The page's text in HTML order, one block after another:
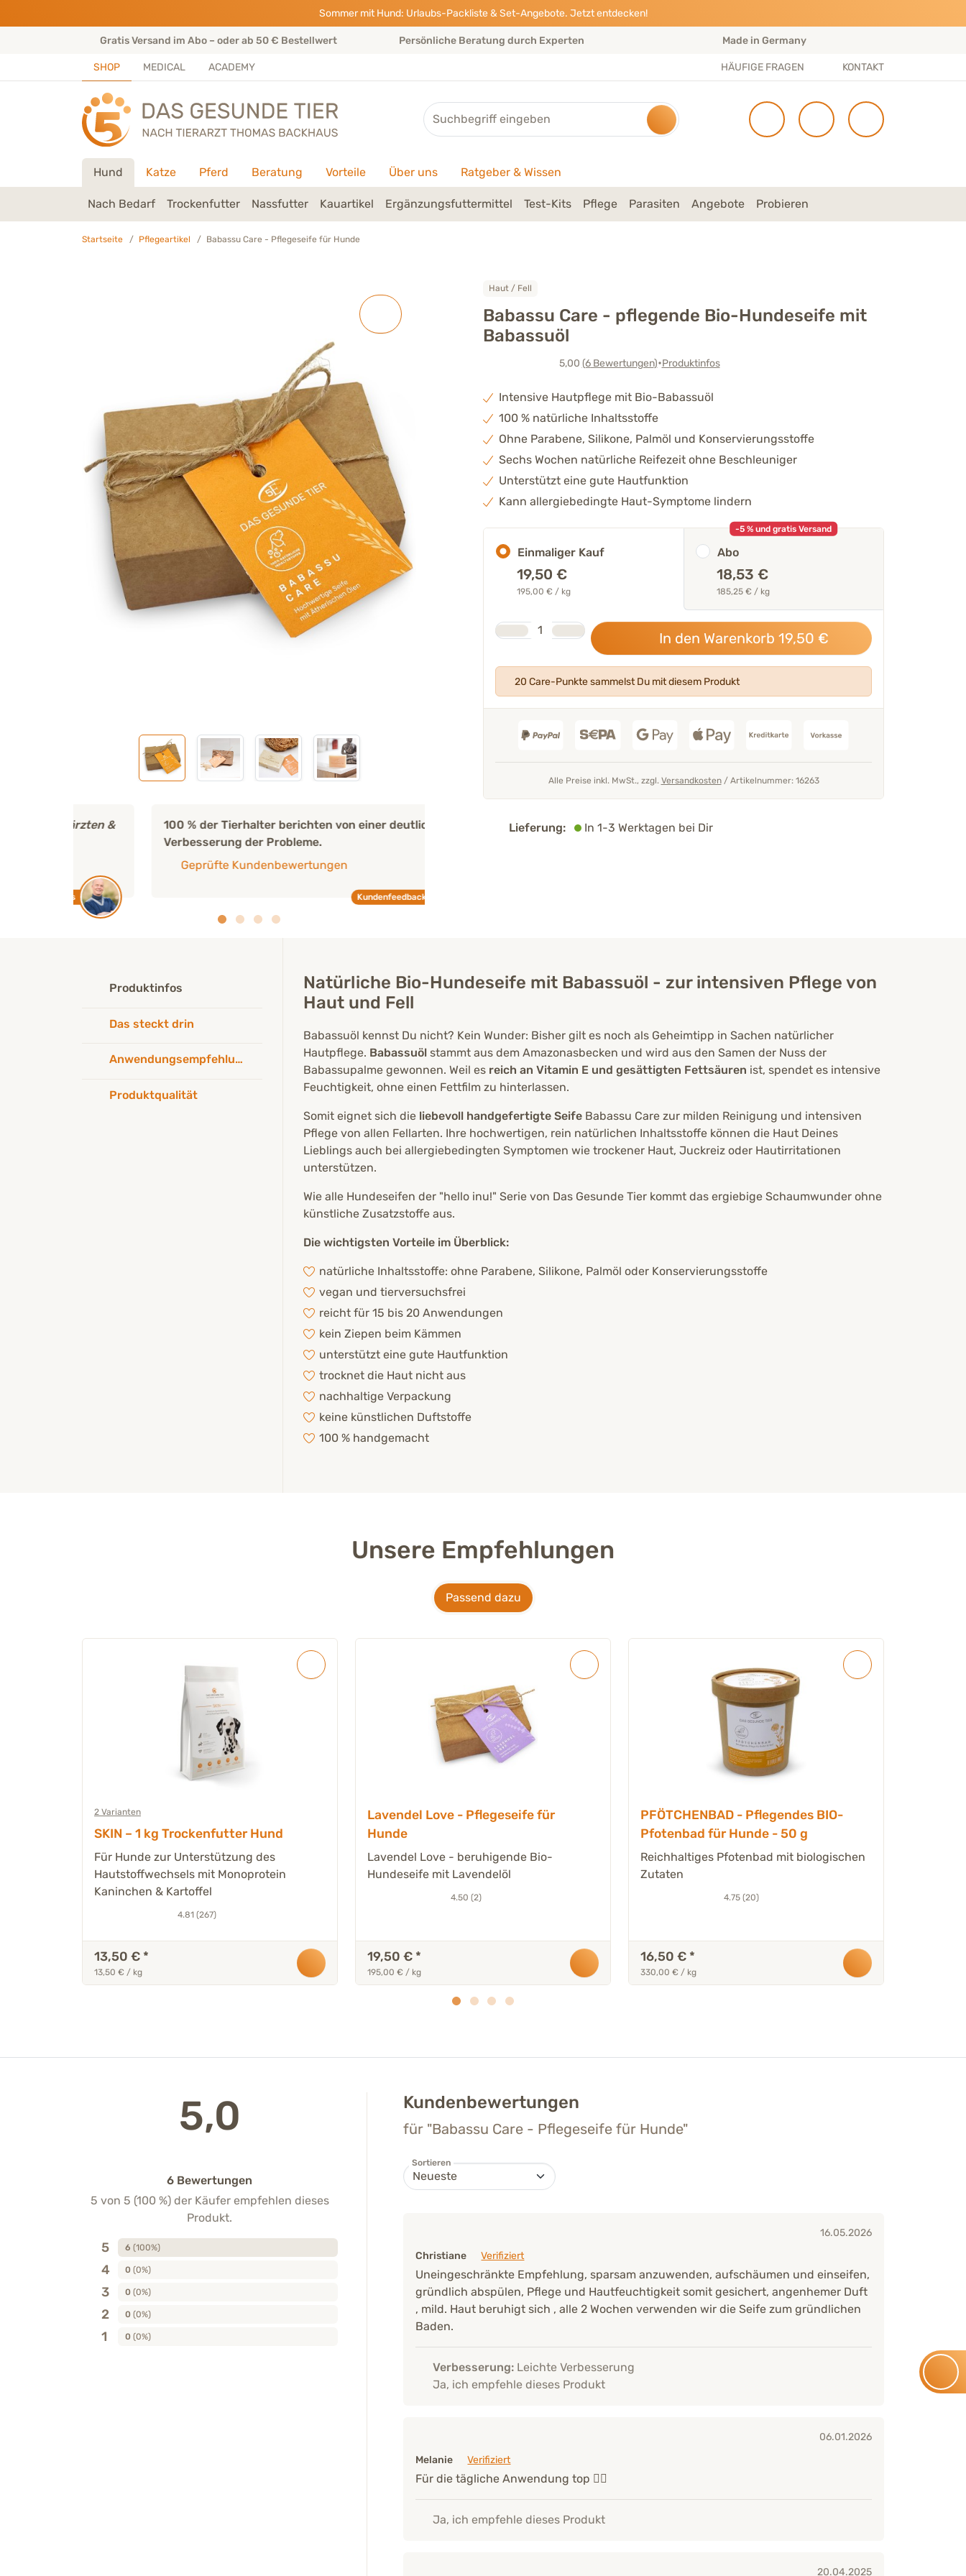
Sommer mit Hund: Urlaubs-Packliste & Set-Angebote. Jetzt entdecken!
Gratis Versand im Abo – oder ab 50 € Bestellwert Persönliche Beratung durch Experten Made in Germany
SHOP MEDICAL ACADEMY HÄUFIGE FRAGEN KONTAKT
Suche
Hund Katze Pferd Beratung Vorteile Über uns Ratgeber & Wissen
Nach Bedarf Trockenfutter Nassfutter Kauartikel Ergänzungsfuttermittel Test-Kits Pflege Parasiten Angebote Probieren
Startseite Pflegeartikel Babassu Care - Pflegeseife für Hunde
Haut / Fell
Babassu Care - pflegende Bio-Hundeseife mit
Babassuöl
5,00 (6Bewertungen)•Produktinfos
100 % der Tierhalter berichten von einer deutlichen
Verbesserung der Probleme.
Geprüfte Kundenbewertungen
Kundenfeedback
„Babassu-Öl ist bekannt für seine
Intensive Hautpflege mit Bio-Babassuöl
100 % natürliche Inhaltsstoffe
Ohne Parabene, Silikone, Palmöl und Konservierungsstoffe
Sechs Wochen natürliche Reifezeit ohne Beschleuniger
Unterstützt eine gute Hautfunktion
Kann allergiebedingte Haut-Symptome lindern
Einmaliger Kauf
19,50 €
195,00 € / kg
-5 % und gratis Versand
Abo
18,53 €
185,25 € / kg
Anzahl
In den Warenkorb 19,50 €
20 Care-Punkte sammelst Du mit diesem Produkt
Alle Preise inkl. MwSt., zzgl. Versandkosten/ Artikelnummer: 16263
Lieferung: In 1-3 Werktagen bei Dir
Produktinfos
Natürliche Bio-Hundeseife mit Babassuöl - zur intensiven Pflege von
Haut und Fell
Babassuöl kennst Du nicht? Kein Wunder: Bisher gilt es noch als Geheimtipp in Sachen natürlicher
Hautpflege. Babassuöl stammt aus dem Amazonasbecken und wird aus den Samen der Nuss der
Babassupalme gewonnen. Weil es reich an Vitamin E und gesättigten Fettsäuren ist, spendet es intensive
Feuchtigkeit, ohne einen Fettfilm zu hinterlassen.
Somit eignet sich die liebevoll handgefertigte Seife Babassu Care zur milden Reinigung und intensiven
Pflege von allen Fellarten. Ihre hochwertigen, rein natürlichen Inhaltsstoffe können die Haut Deines
Lieblings auch bei allergiebedingten Symptomen wie trockener Haut, Juckreiz oder Hautirritationen
unterstützen.
Wie alle Hundeseifen der "hello inu!" Serie von Das Gesunde Tier kommt das ergiebige Schaumwunder ohne
künstliche Zusatzstoffe aus.
Die wichtigsten Vorteile im Überblick:
natürliche Inhaltsstoffe: ohne Parabene, Silikone, Palmöl oder Konservierungsstoffe
vegan und tierversuchsfrei
reicht für 15 bis 20 Anwendungen
kein Ziepen beim Kämmen
unterstützt eine gute Hautfunktion
trocknet die Haut nicht aus
nachhaltige Verpackung
keine künstlichen Duftstoffe
100 % handgemacht
Das steckt drin
Anwendungsempfehlung
Produktqualität
Unsere Empfehlungen
Passend dazu
2 Varianten
SKIN – 1 kg Trockenfutter Hund
Für Hunde zur Unterstützung des
Hautstoffwechsels mit Monoprotein
Kaninchen & Kartoffel
4.81 (267)
13,50 € *
13,50 € / kg
Lavendel Love - Pflegeseife für
Hunde
Lavendel Love - beruhigende Bio-
Hundeseife mit Lavendelöl
4.50 (2)
19,50 € *
195,00 € / kg
PFÖTCHENBAD - Pflegendes BIO-
Pfotenbad für Hunde - 50 g
Reichhaltiges Pfotenbad mit biologischen
Zutaten
4.75 (20)
16,50 € *
330,00 € / kg
5,0
6 Bewertungen
5 von 5 (100 %) der Käufer empfehlen dieses
Produkt.
5 6 (100%)
4 0 (0%)
3 0 (0%)
2 0 (0%)
1 0 (0%)
Kundenbewertungen
für "Babassu Care - Pflegeseife für Hunde"
Sortieren
16.05.2026
Christiane
Verifiziert
Uneingeschränkte Empfehlung, sparsam anzuwenden, aufschäumen und einseifen,
gründlich abspülen, Pflege und Hautfeuchtigkeit somit gesichert, angenhemer Duft
, mild. Haut beruhigt sich , alle 2 Wochen verwenden wir die Seife zum gründlichen
Baden.
Verbesserung:Leichte Verbesserung
Ja, ich empfehle dieses Produkt
06.01.2026
Melanie
Verifiziert
Für die tägliche Anwendung top 👍🏼
Ja, ich empfehle dieses Produkt
20.04.2025